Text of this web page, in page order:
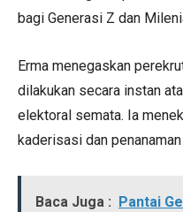
bagi Generasi Z dan
Erma menegaskan
dilakukan secara instan
elektoral semata. Ia
kaderisasi dan
Baca Juga :
Pantai